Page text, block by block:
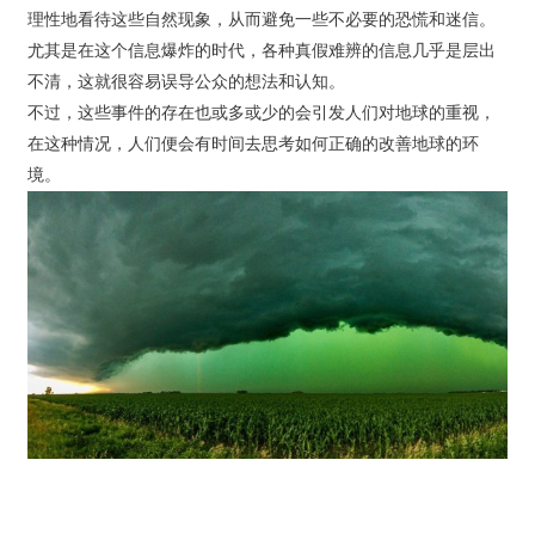
理性地看待这些自然现象，从而避免一些不必要的恐慌和迷信。
尤其是在这个信息爆炸的时代，各种真假难辨的信息几乎是层出
不清，这就很容易误导公众的想法和认知。
不过，这些事件的存在也或多或少的会引发人们对地球的重视，
在这种情况，人们便会有时间去思考如何正确的改善地球的环
境。